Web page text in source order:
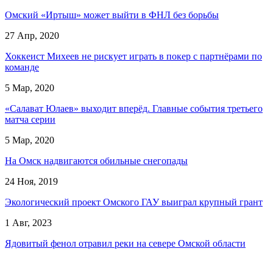
Омский «Иртыш» может выйти в ФНЛ без борьбы
27 Апр, 2020
Хоккеист Михеев не рискует играть в покер с партнёрами по
команде
5 Мар, 2020
«Салават Юлаев» выходит вперёд. Главные события третьего
матча серии
5 Мар, 2020
На Омск надвигаются обильные снегопады
24 Ноя, 2019
Экологический проект Омского ГАУ выиграл крупный грант
1 Авг, 2023
Ядовитый фенол отравил реки на севере Омской области